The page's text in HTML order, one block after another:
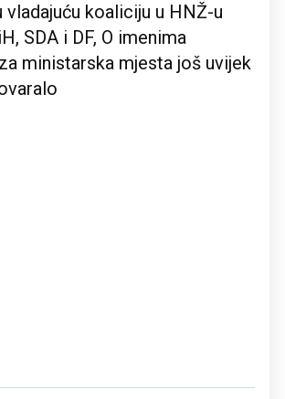
vladajuću koaliciju u HNŽ-u
SDA i DF, O imenima
ministarska mjesta još uvijek